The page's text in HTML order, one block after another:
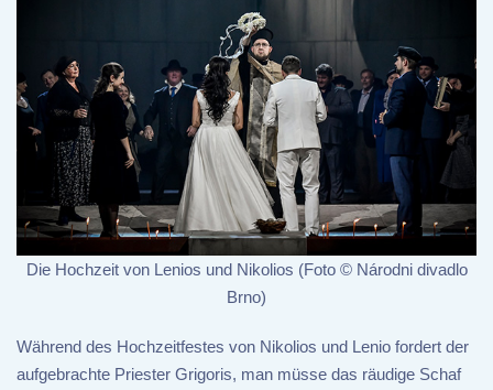
Die Hochzeit von Lenios und Nikolios (Foto © Národni divadlo
Brno)
Während des Hochzeitfestes von Nikolios und Lenio fordert der
aufgebrachte Priester Grigoris, man müsse das räudige Schaf